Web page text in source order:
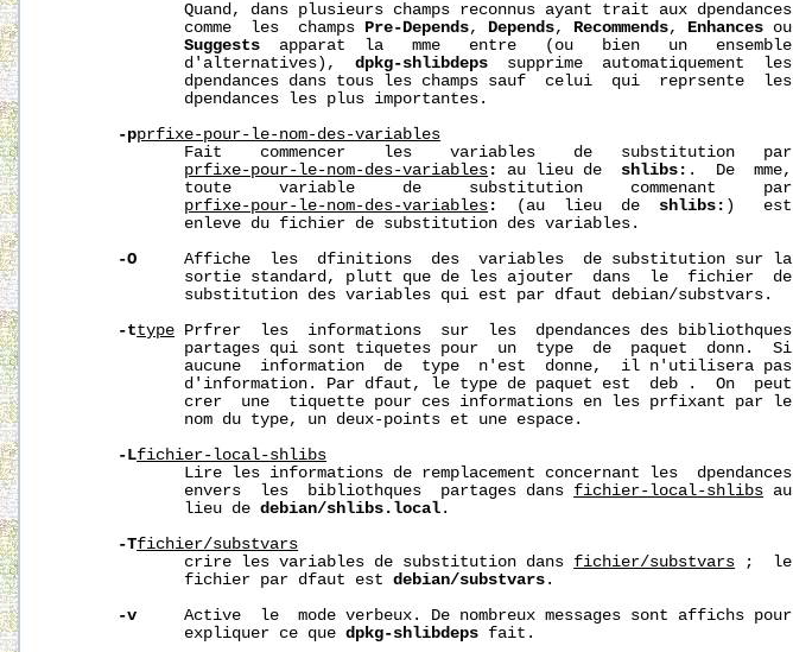
              Quand, dans plusieurs champs reconnus ayant trait aux dpendances
              comme  les  champs
Pre-Depends, Depends, Recommends, Enhances ou
Suggests
  apparat  la   mme   entre   (ou   bien   un   ensemble
              d'alternatives),
dpkg-shlibdeps
  supprime  automatiquement  les
              dpendances dans tous les champs sauf  celui  qui  reprsente  les
              dpendances les plus importantes.
-pprfixe-pour-le-nom-des-variables
              Fait    commencer    les    variables    de   substitution   par
prfixe-pour-le-nom-des-variables : au lieu de shlibs: .  De  mme,
              toute     variable     de     substitution     commenant     par
prfixe-pour-le-nom-des-variables :
  (au  lieu  de
shlibs: )   est
              enleve du fichier de substitution des variables.
-O
     Affiche  les  dfinitions  des  variables  de substitution sur la
              sortie standard, plutt que de les ajouter  dans  le  fichier  de
              substitution des variables qui est par dfaut debian/substvars.
-ttype Prfrer  les  informations  sur  les  dpendances des bibliothques
              partages qui sont tiquetes pour  un  type  de  paquet  donn.  Si
              aucune  information  de  type  n'est  donne,  il n'utilisera pas
              d'information. Par dfaut, le type de paquet est  deb .  On  peut
              crer  une  tiquette pour ces informations en les prfixant par le
              nom du type, un deux-points et une espace.
-Lfichier-local-shlibs
              Lire les informations de remplacement concernant les  dpendances
              envers  les  bibliothques  partages dans
fichier-local-shlibs au
              lieu de
debian/shlibs.local .
-Tfichier/substvars
              crire les variables de substitution dans
fichier/substvars ;  le
              fichier par dfaut est
debian/substvars .
-v
     Active  le  mode verbeux. De nombreux messages sont affichs pour
              expliquer ce que
dpkg-shlibdeps fait.